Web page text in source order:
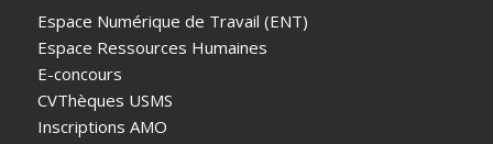
Espace Numérique de Travail (ENT)
Espace Ressources Humaines
E-concours
CVThèques USMS
Inscriptions AMO